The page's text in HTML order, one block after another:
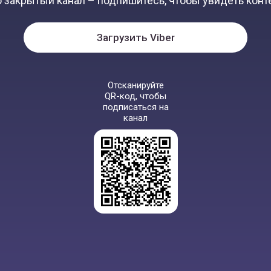
Загрузить Viber
Отсканируйте
QR-код, чтобы
подписаться на
канал